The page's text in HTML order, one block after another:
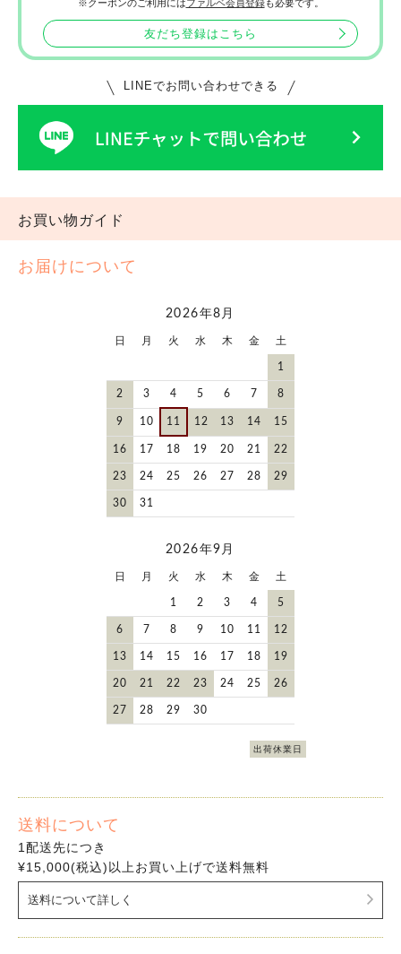
※クーポンのご利用にはファルベ会員登録も必要です。
友だち登録はこちら
LINEでお問い合わせできる
お買い物ガイド
お届けについて
2026年8月
日 月 火 水 木 金 土
1
2 3 4 5 6 7 8
9 10 11 12 13 14 15
16 17 18 19 20 21 22
23 24 25 26 27 28 29
30 31
2026年9月
日 月 火 水 木 金 土
1 2 3 4 5
6 7 8 9 10 11 12
13 14 15 16 17 18 19
20 21 22 23 24 25 26
27 28 29 30
出荷休業日
送料について
1配送先につき
¥15,000(税込)以上お買い上げで送料無料
送料について詳しく